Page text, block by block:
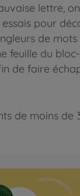
lettre,
pour
de
feuille du
de faire
de moins de